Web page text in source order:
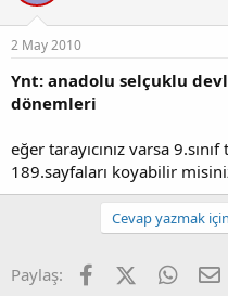
2 May 2010
Ynt: anadolu selçuklu
dönemleri
eğer tarayıcınız varsa
189.sayfaları koyabilir
Cevap yazmak
Paylaş: FacebookX (Twitter)